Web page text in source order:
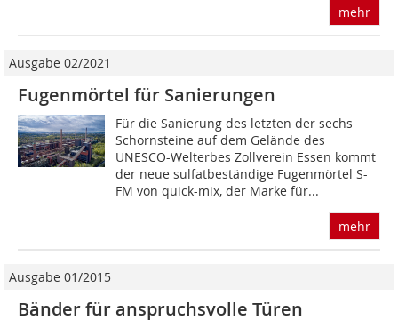
mehr
Ausgabe 02/2021
Fugenmörtel für Sanierungen
Für die Sanierung des letzten der sechs
Schornsteine auf dem Gelände des
UNESCO-Welterbes Zollverein Essen kommt
der neue sulfatbeständige Fugenmörtel S-
FM von quick-mix, der Marke für...
mehr
Ausgabe 01/2015
Bänder für anspruchsvolle Türen